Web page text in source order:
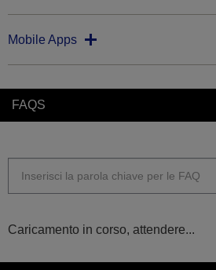
Mobile Apps
FAQS
Caricamento in corso, attendere...